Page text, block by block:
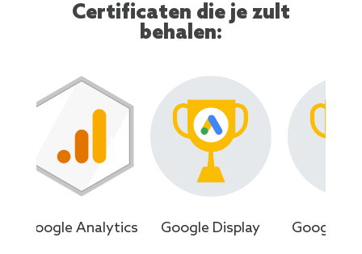
Certificaten die je zult
behalen:
Google Analytics Google Display Google